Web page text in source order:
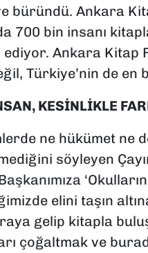
büründü. Ankara
700 bin insanı
Ankara Kitap
Türkiye’nin de
KESİNLİKLE
ne hükümet ne
söyleyen
elini taşın
gelip kitapla
çoğaltmak ve